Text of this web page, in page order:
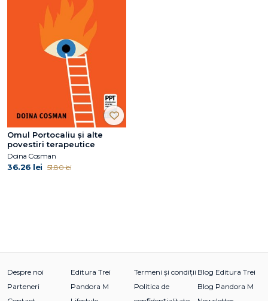
Omul Portocaliu și alte
povestiri terapeutice
Doina Cosman
36.26 lei 51.80 lei
Despre noi
Parteneri
Editura Trei
Pandora M
Termeni și condiții
Politica de
Blog Editura Trei
Blog Pandora M